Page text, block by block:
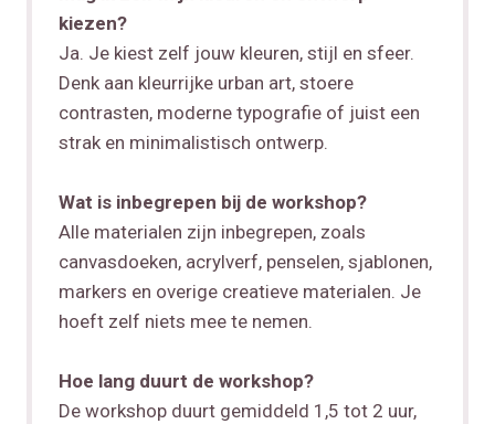
kiezen?
Ja. Je kiest zelf jouw kleuren, stijl en sfeer.
Denk aan kleurrijke urban art, stoere
contrasten, moderne typografie of juist een
strak en minimalistisch ontwerp.
Wat is inbegrepen bij de workshop?
Alle materialen zijn inbegrepen, zoals
canvasdoeken, acrylverf, penselen, sjablonen,
markers en overige creatieve materialen. Je
hoeft zelf niets mee te nemen.
Hoe lang duurt de workshop?
De workshop duurt gemiddeld 1,5 tot 2 uur,